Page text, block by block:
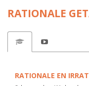
RATIONALE
RATIONALE EN